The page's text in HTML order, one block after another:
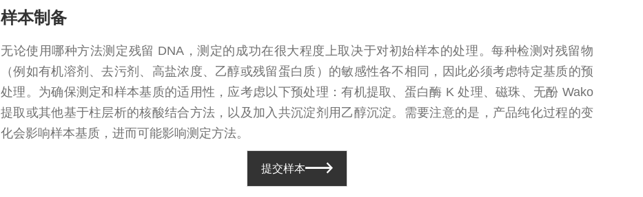
样本制备
无论使用哪种方法测定残留 DNA，测定的成功在很大程度上取决于对初始样本的处理。每种检测对残留物
（例如有机溶剂、去污剂、高盐浓度、乙醇或残留蛋白质）的敏感性各不相同，因此必须考虑特定基质的预
处理。为确保测定和样本基质的适用性，应考虑以下预处理：有机提取、蛋白酶 K 处理、磁珠、无酚 Wako
提取或其他基于柱层析的核酸结合方法，以及加入共沉淀剂用乙醇沉淀。需要注意的是，产品纯化过程的变
化会影响样本基质，进而可能影响测定方法。
提交样本